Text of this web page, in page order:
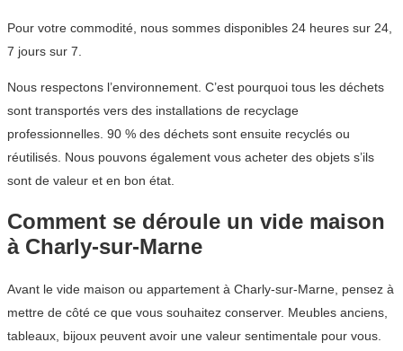
Pour votre commodité, nous sommes disponibles 24 heures sur 24,
7 jours sur 7.
Nous respectons l’environnement. C’est pourquoi tous les déchets
sont transportés vers des installations de recyclage
professionnelles. 90 % des déchets sont ensuite recyclés ou
réutilisés. Nous pouvons également vous acheter des objets s’ils
sont de valeur et en bon état.
Comment se déroule un vide maison
à Charly-sur-Marne
Avant le vide maison ou appartement à Charly-sur-Marne, pensez à
mettre de côté ce que vous souhaitez conserver. Meubles anciens,
tableaux, bijoux peuvent avoir une valeur sentimentale pour vous.